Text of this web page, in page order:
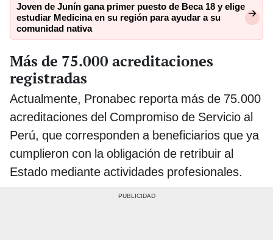
Joven de Junín gana primer puesto de Beca 18 y elige
estudiar Medicina en su región para ayudar a su
comunidad nativa
Más de 75.000 acreditaciones
registradas
Actualmente, Pronabec reporta más de 75.000
acreditaciones del Compromiso de Servicio al
Perú, que corresponden a beneficiarios que ya
cumplieron con la obligación de retribuir al
Estado mediante actividades profesionales.